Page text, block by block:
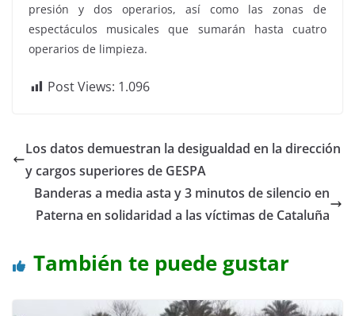
presión y dos operarios, así como las zonas de
espectáculos musicales que sumarán hasta cuatro
operarios de limpieza.
Post Views: 1.096
Los datos demuestran la desigualdad en la dirección
y cargos superiores de GESPA
Banderas a media asta y 3 minutos de silencio en
Paterna en solidaridad a las víctimas de Cataluña
También te puede gustar